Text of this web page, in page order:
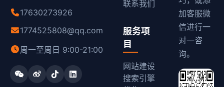
17630273926
1774525808@qq.com
周一至周日 9:00-21:00
联系我们
服务项
目
网站建设
搜索引擎
加客服微
信进行一
对一咨
询。